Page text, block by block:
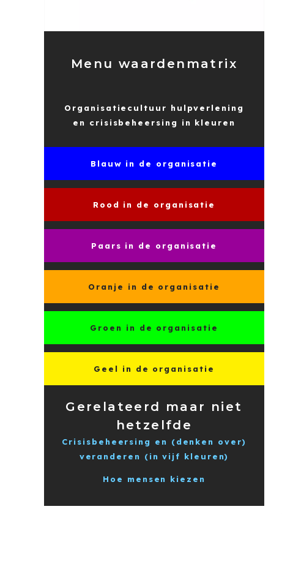
Menu waardenmatrix
Organisatiecultuur hulpverlening
en crisisbeheersing in kleuren
Blauw in de organisatie
Rood in de organisatie
Paars in de organisatie
Oranje in de organisatie
Groen in de organisatie
Geel in de organisatie
Gerelateerd maar niet
hetzelfde
Crisisbeheersing en (denken over)
veranderen (in vijf kleuren)
Hoe mensen kiezen